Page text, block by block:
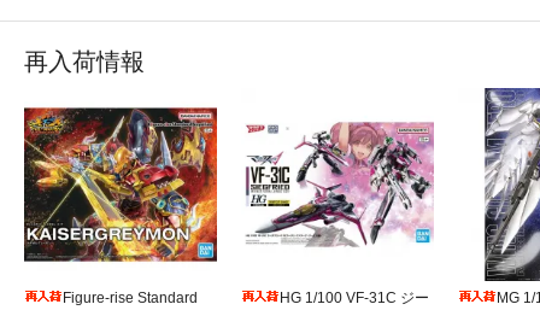
再入荷情報
Figure-rise Standard
HG 1/100 VF-31C ジー
MG